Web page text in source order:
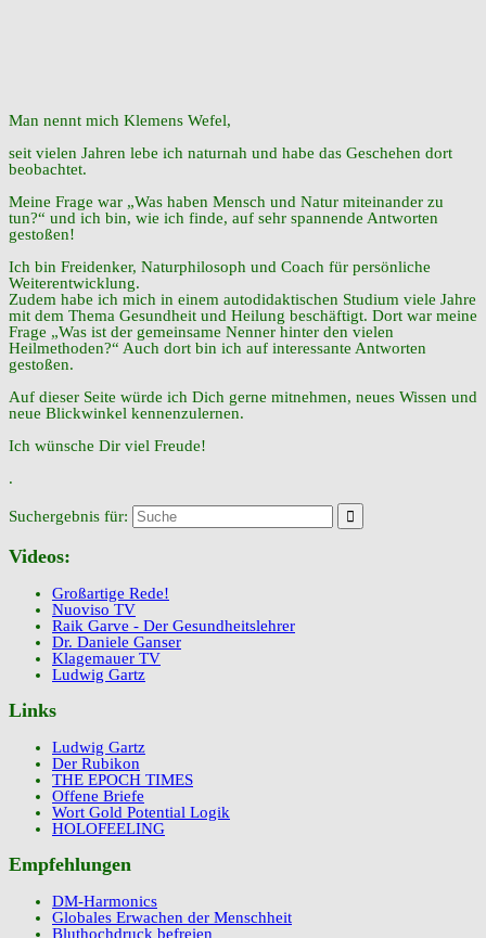
Man nennt mich Klemens Wefel,
seit vielen Jahren lebe ich naturnah und habe das Geschehen dort
beobachtet.
Meine Frage war „Was haben Mensch und Natur miteinander zu
tun?“ und ich bin, wie ich finde, auf sehr spannende Antworten
gestoßen!
Ich bin Freidenker, Naturphilosoph und Coach für persönliche
Weiterentwicklung.
Zudem habe ich mich in einem autodidaktischen Studium viele Jahre
mit dem Thema Gesundheit und Heilung beschäftigt. Dort war meine
Frage „Was ist der gemeinsame Nenner hinter den vielen
Heilmethoden?“ Auch dort bin ich auf interessante Antworten
gestoßen.
Auf dieser Seite würde ich Dich gerne mitnehmen, neues Wissen und
neue Blickwinkel kennenzulernen.
Ich wünsche Dir viel Freude!
.
Suchergebnis für:
Videos:
Großartige Rede!
Nuoviso TV
Raik Garve - Der Gesundheitslehrer
Dr. Daniele Ganser
Klagemauer TV
Ludwig Gartz
Links
Ludwig Gartz
Der Rubikon
THE EPOCH TIMES
Offene Briefe
Wort Gold Potential Logik
HOLOFEELING
Empfehlungen
DM-Harmonics
Globales Erwachen der Menschheit
Bluthochdruck befreien